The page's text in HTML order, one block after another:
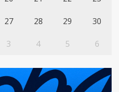
27 28 29 30
3 4 5 6